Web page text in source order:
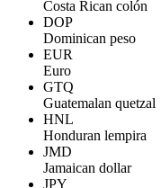
Costa Rican colón
DOP
Dominican peso
EUR
Euro
GTQ
Guatemalan quetzal
HNL
Honduran lempira
JMD
Jamaican dollar
JPY